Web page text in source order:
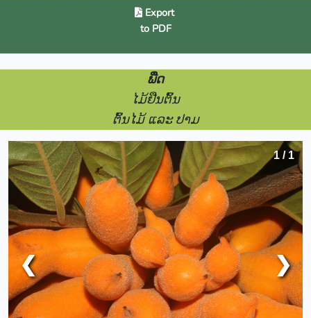
Export
to PDF
ພືດ
ໄມ້ຢືນຕົ້ນ
ຕົ້ນໄມ້ ແລະ ປາມ
1 / 1
❮ ❯